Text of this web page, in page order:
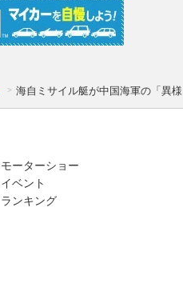
海自ミサイル艇が中国海軍の「異
モーターショー
イベント
ランキング